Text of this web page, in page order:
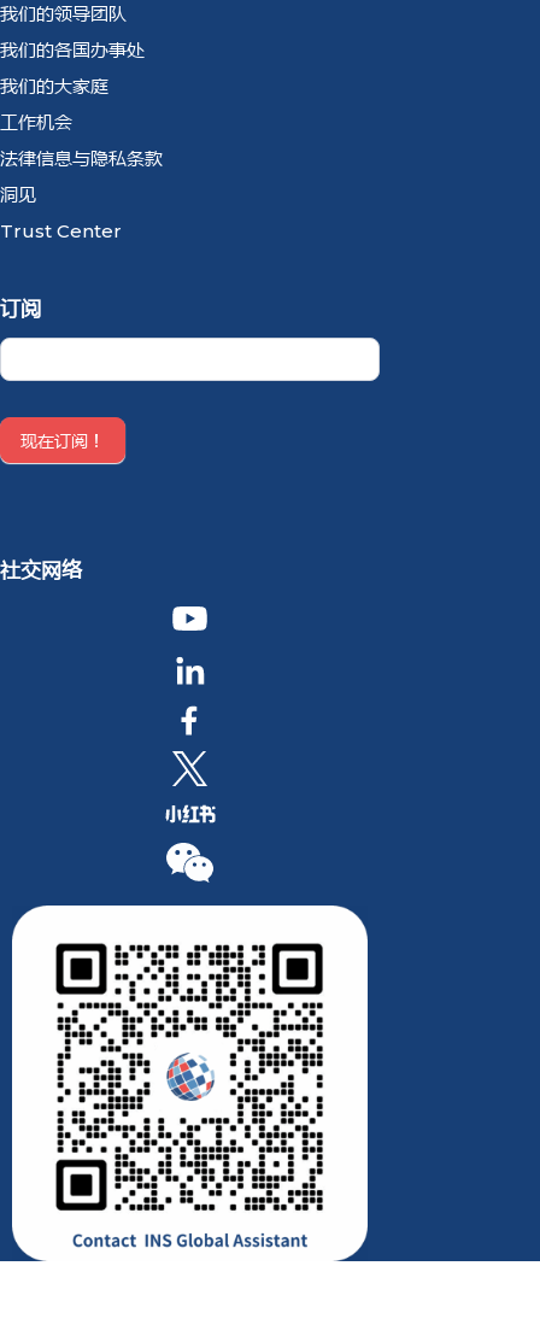
我们的领导团队
我们的各国办事处
我们的大家庭
工作机会
法律信息与隐私条款
洞见
Trust Center
订阅
Newsletter
CN
现在订阅！
社交网络